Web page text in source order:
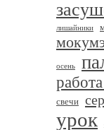
лишайники
осень
свечи
урок